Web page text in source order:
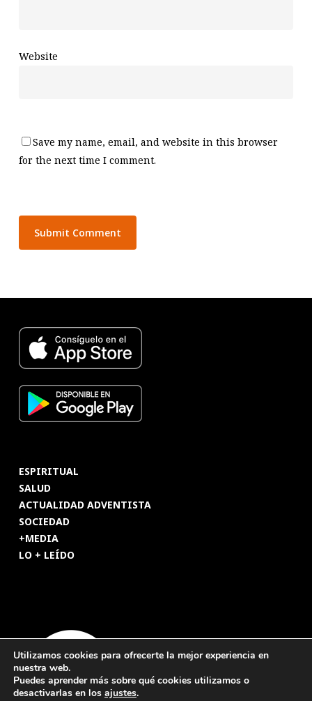
Website
Save my name, email, and website in this browser
for the next time I comment.
ESPIRITUAL
SALUD
ACTUALIDAD ADVENTISTA
SOCIEDAD
+MEDIA
LO + LEÍDO
Utilizamos cookies para ofrecerte la mejor experiencia en
nuestra web.
Puedes aprender más sobre qué cookies utilizamos o
desactivarlas en los ajustes.